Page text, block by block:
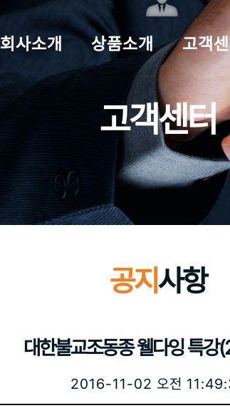
회사소개 상품소개 고객센
고객센터
공지사항
대한불교조동종 웰다잉 특강
2016-11-02 오전